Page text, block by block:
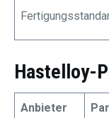
Hastelloy-
Anbieter